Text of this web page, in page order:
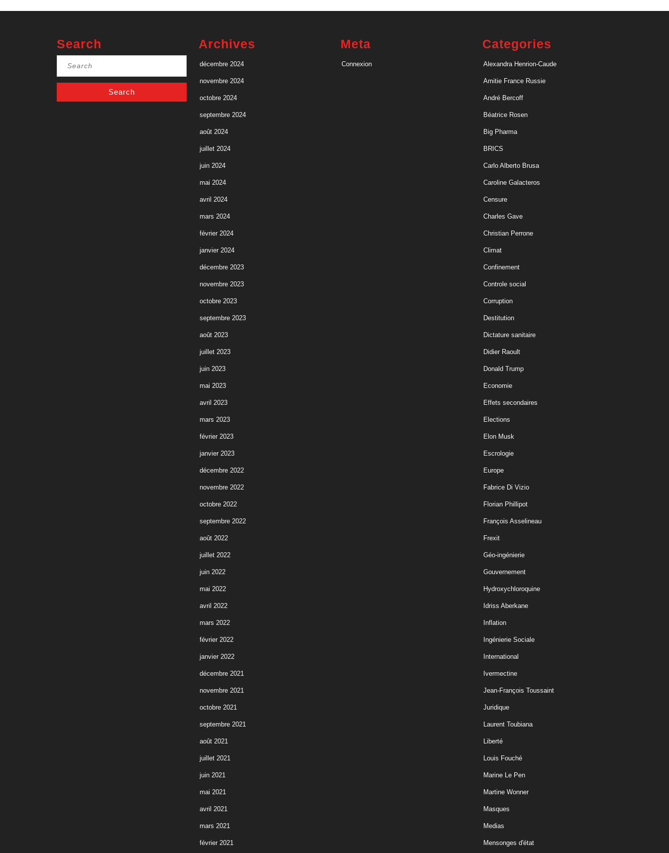
Search Archives
décembre 2024
novembre 2024
octobre 2024
septembre 2024
août 2024
juillet 2024
juin 2024
mai 2024
avril 2024
mars 2024
février 2024
janvier 2024
décembre 2023
novembre 2023
octobre 2023
septembre 2023
août 2023
juillet 2023
juin 2023
mai 2023
avril 2023
mars 2023
février 2023
janvier 2023
décembre 2022
novembre 2022
octobre 2022
septembre 2022
août 2022
juillet 2022
juin 2022
mai 2022
avril 2022
mars 2022
février 2022
janvier 2022
décembre 2021
novembre 2021
octobre 2021
septembre 2021
août 2021
juillet 2021
juin 2021
mai 2021
avril 2021
mars 2021
février 2021
Meta
Connexion
Categories
Alexandra Henrion-Caude
Amitie France Russie
André Bercoff
Béatrice Rosen
Big Pharma
BRICS
Carlo Alberto Brusa
Caroline Galacteros
Censure
Charles Gave
Christian Perrone
Climat
Confinement
Controle social
Corruption
Destitution
Dictature sanitaire
Didier Raoult
Donald Trump
Economie
Effets secondaires
Elections
Elon Musk
Escrologie
Europe
Fabrice Di Vizio
Florian Phillipot
François Asselineau
Frexit
Géo-ingénierie
Gouvernement
Hydroxychloroquine
Idriss Aberkane
Inflation
Ingénierie Sociale
International
Ivermectine
Jean-François Toussaint
Juridique
Laurent Toubiana
Liberté
Louis Fouché
Marine Le Pen
Martine Wonner
Masques
Medias
Mensonges d'état